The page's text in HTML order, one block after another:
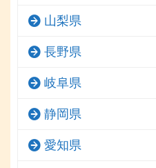
山梨県
長野県
岐阜県
静岡県
愛知県